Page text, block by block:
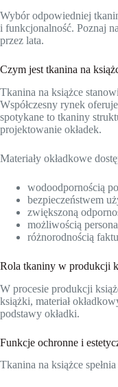
Wybór odpowiedniej
i funkcjonalność. Poznaj
przez lata.
Czym jest tkanina na
Tkanina na książce
Współczesny rynek
spotykane to tkaniny
projektowanie okładek.
Materiały okładkowe
wodoodpornością
bezpieczeństwem
zwiększoną
możliwością
różnorodnością
Rola tkaniny w produkcji
W procesie produkcji
książki, materiał
podstawy okładki.
Funkcje ochronne i
Tkanina na książce